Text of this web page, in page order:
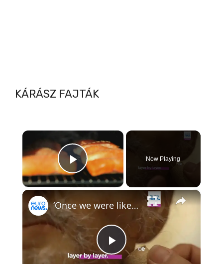
KÁRÁSZ FAJTÁK
×
Play Video
Now Playing
×
P
‘Once we were like you’: Ancient Roman faces brought back to life in Budapest exhibition